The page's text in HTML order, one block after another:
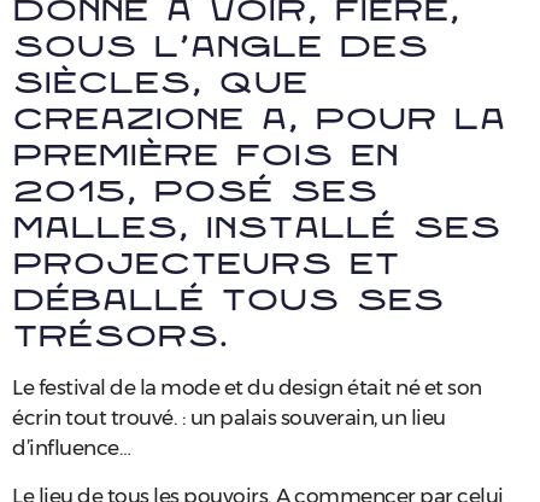
donne à voir, fière,
sous l’angle des
siècles, que
Creazione a, pour la
première fois en
2015, posé ses
malles, installé ses
projecteurs et
déballé tous ses
trésors.
Le festival de la mode et du design était né et son
écrin tout trouvé. : un palais souverain, un lieu
d’influence…
Le lieu de tous les pouvoirs. A commencer par celui